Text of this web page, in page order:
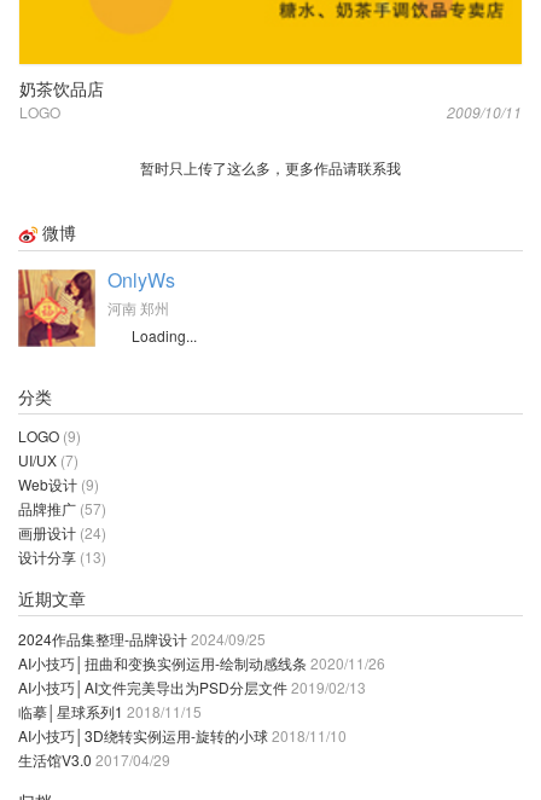
奶茶饮品店
LOGO 2009/10/11
暂时只上传了这么多，更多作品请联系我
微博
OnlyWs
河南 郑州
Loading...
分类
LOGO (9)
UI/UX (7)
Web设计 (9)
品牌推广 (57)
画册设计 (24)
设计分享 (13)
近期文章
2024作品集整理-品牌设计2024/09/25
AI小技巧│扭曲和变换实例运用-绘制动感线条 2020/11/26
AI小技巧│AI文件完美导出为PSD分层文件2019/02/13
临摹│星球系列1 2018/11/15
AI小技巧│3D绕转实例运用-旋转的小球2018/11/10
生活馆V3.0 2017/04/29